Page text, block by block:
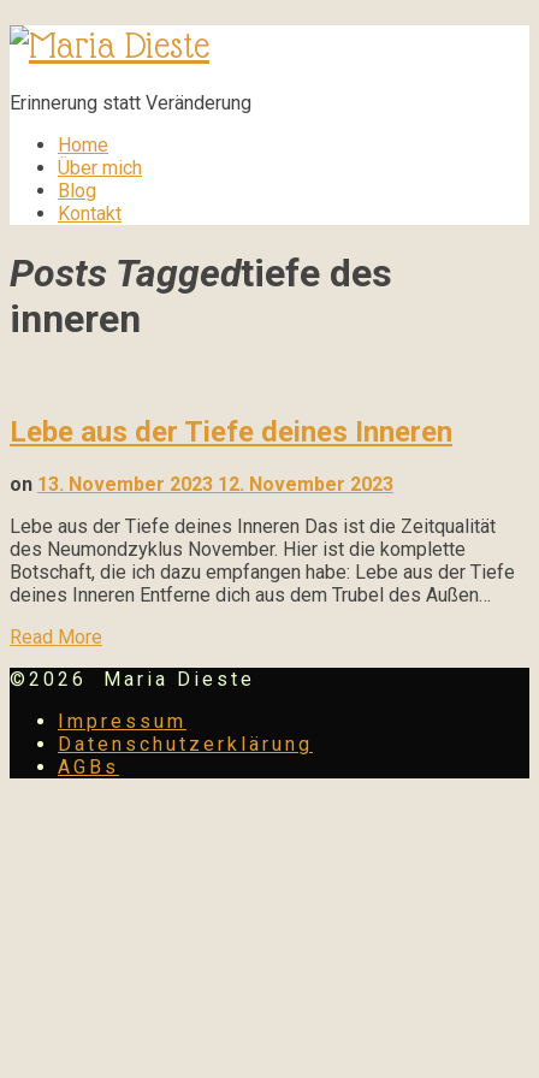
Maria
Erinnerung statt Veränderung
Home
Über mich
Blog
Kontakt
Posts Taggedtiefe des
inneren
Lebe aus der Tiefe deines Inneren
on 13. November 2023 12. November 2023
Lebe aus der Tiefe deines Inneren Das ist die Zeitqualität
des Neumondzyklus November. Hier ist die komplette
Botschaft, die ich dazu empfangen habe: Lebe aus der Tiefe
deines Inneren Entferne dich aus dem Trubel des Außen…
Read More
©2026 Maria Dieste
Impressum
Datenschutzerklärung
AGBs